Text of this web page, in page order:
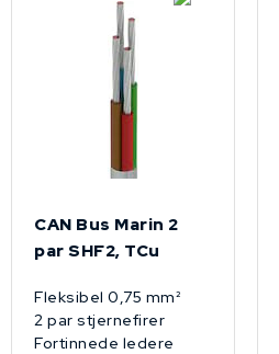
CAN Bus Marin 2
par SHF2, TCu
Fleksibel 0,75 mm²
2 par stjernefirer
Fortinnede ledere